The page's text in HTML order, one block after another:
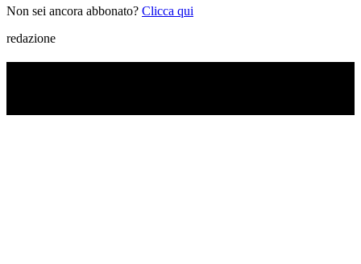
Non sei ancora abbonato? Clicca qui
redazione